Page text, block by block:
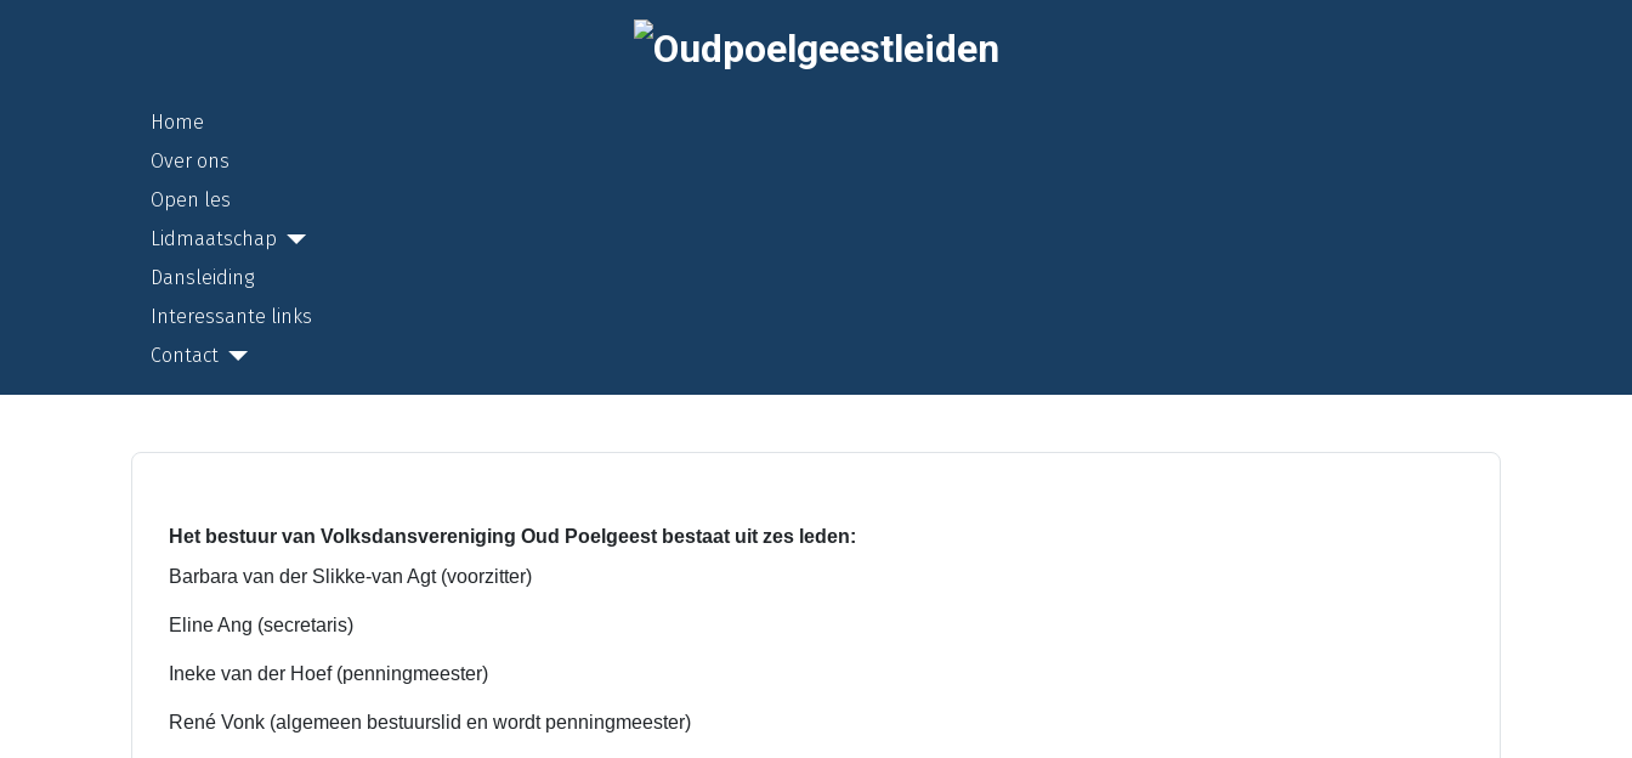
Home
Over ons
Open les
Lidmaatschap
Dansleiding
Interessante links
Contact
Het bestuur van Volksdansvereniging Oud Poelgeest bestaat uit zes leden:
Barbara van der Slikke-van Agt (voorzitter)
Eline Ang (secretaris)
Ineke van der Hoef (penningmeester)
René Vonk (algemeen bestuurslid en wordt penningmeester)